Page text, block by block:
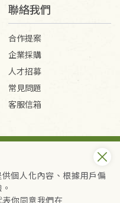
聯絡我們
合作提案
企業採購
人才招募
常見問題
客服信箱
公司(統編：16301262) /
編：25149752)
個人化內容、根據用戶偏
你同意我們在